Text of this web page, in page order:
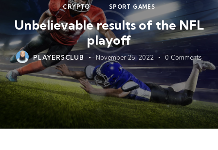
CRYPTO SPORT GAMES
Unbelievable results of the NFL
playoff
PLAYERSCLUB November 25, 2022 0 Comments